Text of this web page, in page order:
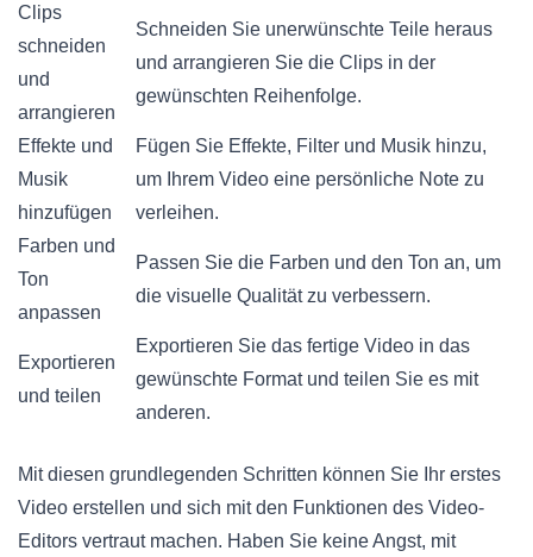
Clips
schneiden
und
arrangieren
Schneiden Sie unerwünschte Teile heraus
und arrangieren Sie die Clips in der
gewünschten Reihenfolge.
Effekte und
Musik
hinzufügen
Fügen Sie Effekte, Filter und Musik hinzu,
um Ihrem Video eine persönliche Note zu
verleihen.
Farben und
Ton
anpassen
Passen Sie die Farben und den Ton an, um
die visuelle Qualität zu verbessern.
Exportieren
und teilen
Exportieren Sie das fertige Video in das
gewünschte Format und teilen Sie es mit
anderen.
Mit diesen grundlegenden Schritten können Sie Ihr erstes
Video erstellen und sich mit den Funktionen des Video-
Editors vertraut machen. Haben Sie keine Angst, mit